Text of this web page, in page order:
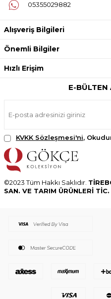
05355029882
Alışveriş Bilgileri
Önemli Bilgiler
Hızlı Erişim
E-BÜLTEN
KVKK Sözleşmesi'ni,
©2023 Tüm Hakkı Saklıdır.
SAN. VE TARIM ÜRÜNLERİ